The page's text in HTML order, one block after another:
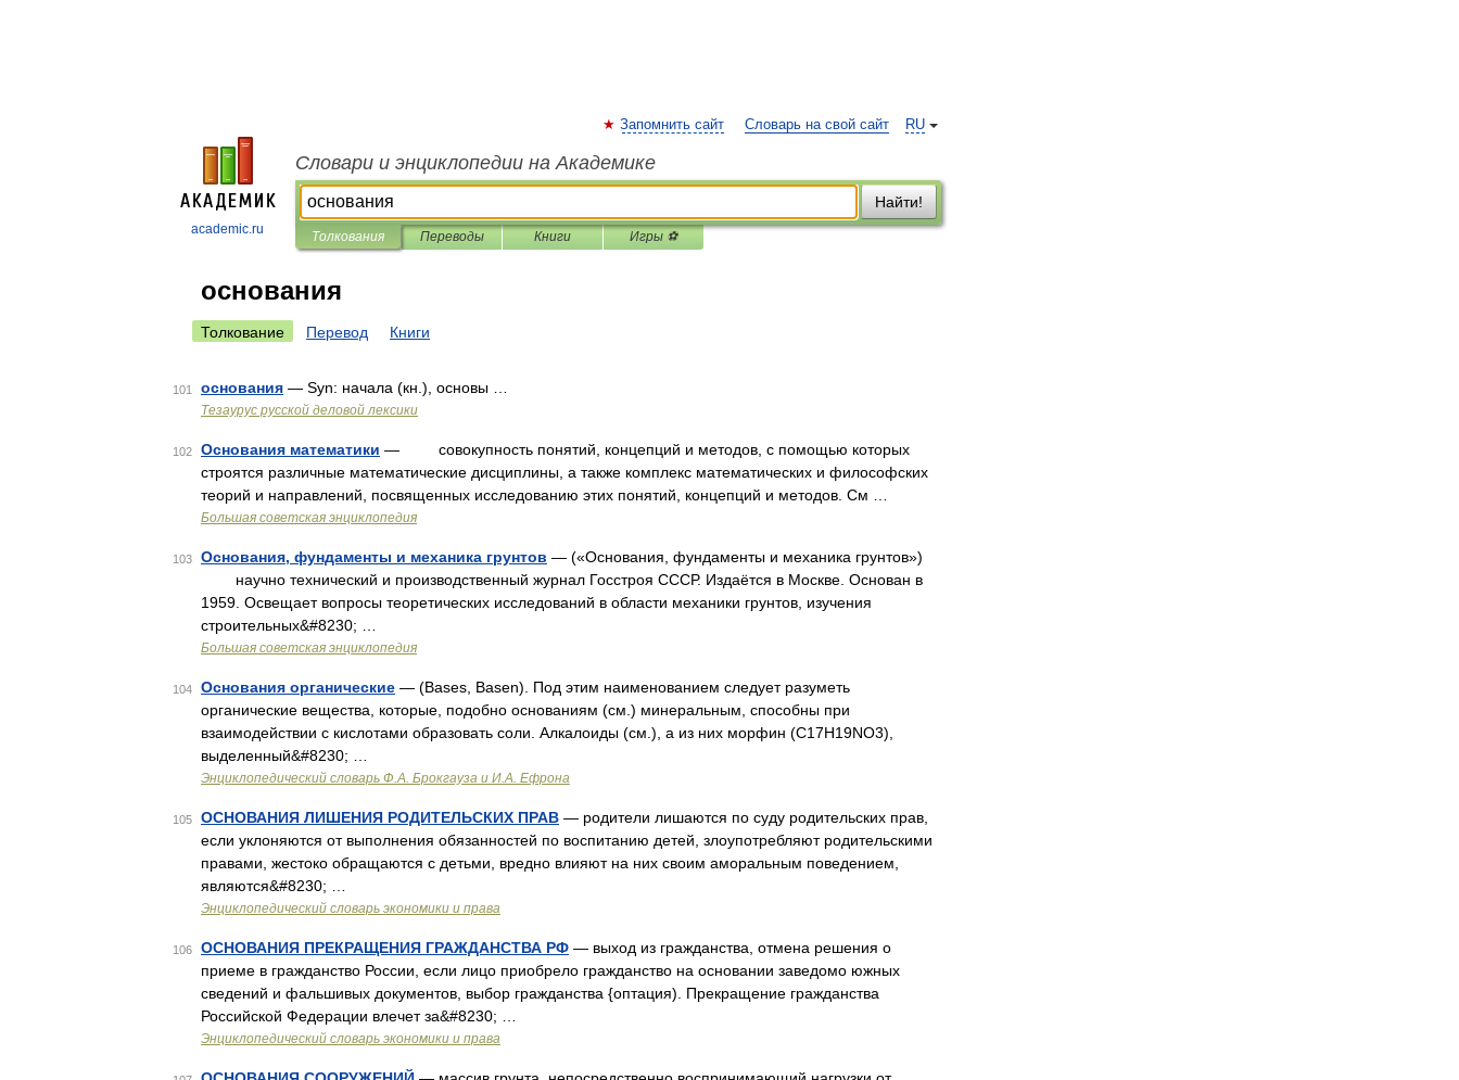
academic.ru
RU
Запомнить сайт Словарь на свой сайт
Словари и энциклопедии на Академике
Найти!
Толкования Переводы Книги Игры ⚽
основания
Толкование Перевод Книги
101 основания — Syn: начала (кн.), основы …
Тезаурус русской деловой лексики
102 Основания математики — совокупность понятий, концепций и методов, с помощью которых
строятся различные математические дисциплины, а также комплекс математических и философских
теорий и направлений, посвященных исследованию этих понятий, концепций и методов. См …
Большая советская энциклопедия
103 Основания, фундаменты и механика грунтов — («Основания, фундаменты и механика грунтов»)
научно технический и производственный журнал Госстроя СССР. Издаётся в Москве. Основан в
1959. Освещает вопросы теоретических исследований в области механики грунтов, изучения
строительных&#8230; …
Большая советская энциклопедия
104 Основания органические — (Bases, Basen). Под этим наименованием следует разуметь
органические вещества, которые, подобно основаниям (см.) минеральным, способны при
взаимодействии с кислотами образовать соли. Алкалоиды (см.), а из них морфин (C17H19NO3),
выделенный&#8230; …
Энциклопедический словарь Ф.А. Брокгауза и И.А. Ефрона
105 ОСНОВАНИЯ ЛИШЕНИЯ РОДИТЕЛЬСКИХ ПРАВ — родители лишаются по суду родительских прав,
если уклоняются от выполнения обязанностей по воспитанию детей, злоупотребляют родительскими
правами, жестоко обращаются с детьми, вредно влияют на них своим аморальным поведением,
являются&#8230; …
Энциклопедический словарь экономики и права
106 ОСНОВАНИЯ ПРЕКРАЩЕНИЯ ГРАЖДАНСТВА РФ — выход из гражданства, отмена решения о
приеме в гражданство России, если лицо приобрело гражданство на основании заведомо южных
сведений и фальшивых документов, выбор гражданства {оптация). Прекращение гражданства
Российской Федерации влечет за&#8230; …
Энциклопедический словарь экономики и права